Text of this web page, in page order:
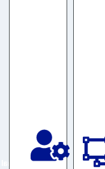
Tenaga
Profesional